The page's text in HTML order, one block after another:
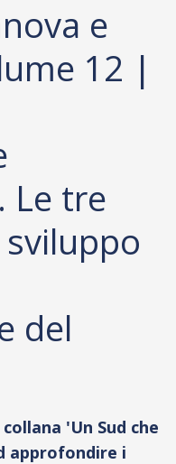
e
12 |
Le tre
del
'Un Sud che
approfondire i